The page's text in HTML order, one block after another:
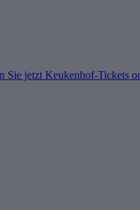
jetzt Keukenhof-Tickets